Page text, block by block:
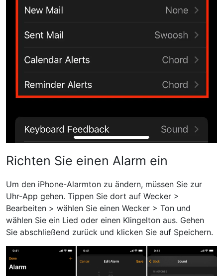
Richten Sie einen Alarm ein
Um den iPhone-Alarmton zu ändern, müssen Sie zur
Uhr-App gehen. Tippen Sie dort auf Wecker >
Bearbeiten > wählen Sie einen Wecker > Ton und
wählen Sie ein Lied oder einen Klingelton aus. Gehen
Sie abschließend zurück und klicken Sie auf Speichern.